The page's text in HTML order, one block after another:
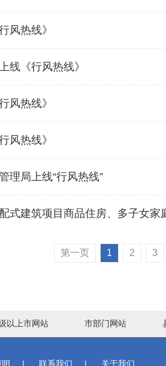
风热线》
线《行风热线》
风热线》
风热线》
理局上线“行风热线”
式建筑项目商品住房、多子女
第一页 1 2 3
以上市网站 市部门网站
| 联系我们 | 关于我们